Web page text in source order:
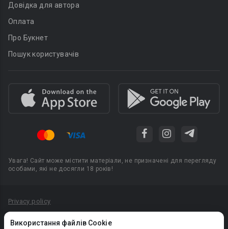
Використання файлів Cookie
Довідка для автора
Оплата
Про Букнет
Пошук користувачів
Увага! Сайт може містити матеріали, не призначені для перегляду
особами, які не досягли 18 років!
Privacy policy